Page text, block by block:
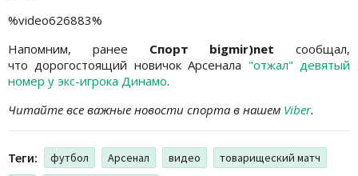
%video626883%
Напомним, ранее Спорт bigmir)net сообщал,
что дорогостоящий новичок Арсенала "отжал" девятый
номер у экс-игрока Динамо.
Читайте все важные новости спорта в нашем Viber.
Теги: футбол Арсенал видео
товарищеский матч